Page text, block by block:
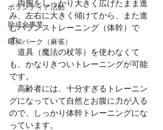
ボランティア活動
助成金事業
昭和パーク（麻雀）
両腕をしっかり大きく広げたまま進
み、左右に大きく傾けてから、また進
むバランストレーニング（体幹）で
す。
道具（魔法の杖等）を使わなくて
も、かなりきついトレーニングが可能
です。
高齢者には、十分すぎるトレーニン
グになっていて自然とお腹に力が入る
ので、しっかり体幹トレーニングにな
っています。